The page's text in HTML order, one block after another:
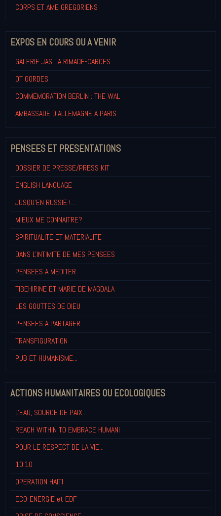
CORPS ET AME GREGORIENS
EXPOS EN COURS OU A VENIR
GALERIE JAS LA RIMADE-CARCES
OT GORDES
COMMEMORATION BERLIN : THE WAL
AMBASSADE D'ALLEMAGNE A PARIS
PENSEES ET PRESENTATIONS
DOSSIER DE PRESSE/PRESS KIT
ENGLISH LANGUAGE
JUSQU'EN RUSSIE !...
MIEUX ME CONNAITRE?
SPIRITUALITE ET MATERIALITE
DANS L'INTIMITE DE MES PENSEES
PENSEES A MEDITER
TIBEHIRINE ET MARIE DE MAGDALA
LES GOUTTES DE DIEU
PENSEES A PARTAGER...
TRANSFIGURATION
PUB ET HUMANISME...
ACTIONS HUMANITAIRES OU ECOLOGIQUES
L'EAU, SOURCE DE PAIX...
REACH WITHIN TO EMBRACE HUMANI
POUR LE RESPECT DE LA VIE...
10:10
OPERATION HAITI
ECO-ENERGIE et EDF